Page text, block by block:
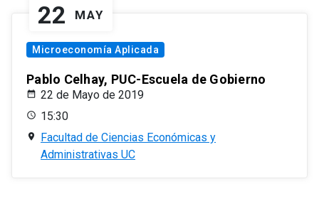
22 MAY
Microeconomía Aplicada
Pablo Celhay, PUC-Escuela de Gobierno
22 de Mayo de 2019
15:30
Facultad de Ciencias Económicas y
Administrativas UC